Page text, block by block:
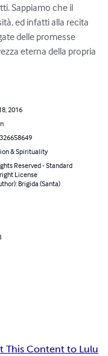
Sappiamo che il
ed infatti alla recita
delle promesse
eterna della propria
2016
& Spirituality
Reserved - Standard
License
Brigida (Santa)
This Content to Lulu